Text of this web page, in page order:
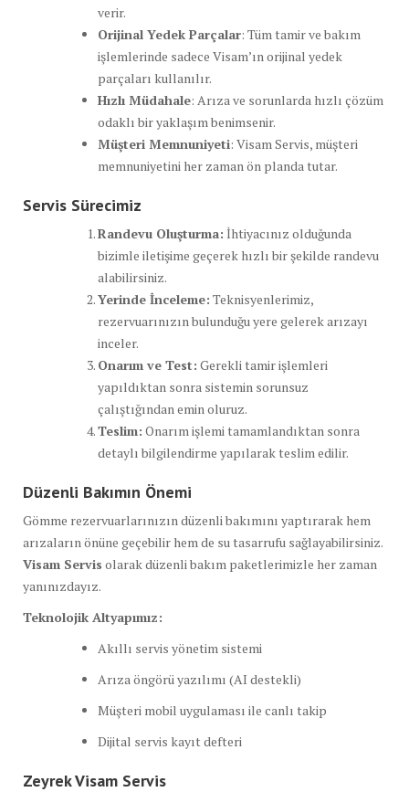
verir.
Orijinal Yedek Parçalar: Tüm tamir ve bakım
işlemlerinde sadece Visam’ın orijinal yedek
parçaları kullanılır.
Hızlı Müdahale: Arıza ve sorunlarda hızlı çözüm
odaklı bir yaklaşım benimsenir.
Müşteri Memnuniyeti: Visam Servis, müşteri
memnuniyetini her zaman ön planda tutar.
Servis Sürecimiz
Randevu Oluşturma: İhtiyacınız olduğunda
bizimle iletişime geçerek hızlı bir şekilde randevu
alabilirsiniz.
Yerinde İnceleme: Teknisyenlerimiz,
rezervuarınızın bulunduğu yere gelerek arızayı
inceler.
Onarım ve Test: Gerekli tamir işlemleri
yapıldıktan sonra sistemin sorunsuz
çalıştığından emin oluruz.
Teslim: Onarım işlemi tamamlandıktan sonra
detaylı bilgilendirme yapılarak teslim edilir.
Düzenli Bakımın Önemi
Gömme rezervuarlarınızın düzenli bakımını yaptırarak hem
arızaların önüne geçebilir hem de su tasarrufu sağlayabilirsiniz.
Visam Servis olarak düzenli bakım paketlerimizle her zaman
yanınızdayız.
Teknolojik Altyapımız:
Akıllı servis yönetim sistemi
Arıza öngörü yazılımı (AI destekli)
Müşteri mobil uygulaması ile canlı takip
Dijital servis kayıt defteri
Zeyrek Visam Servis